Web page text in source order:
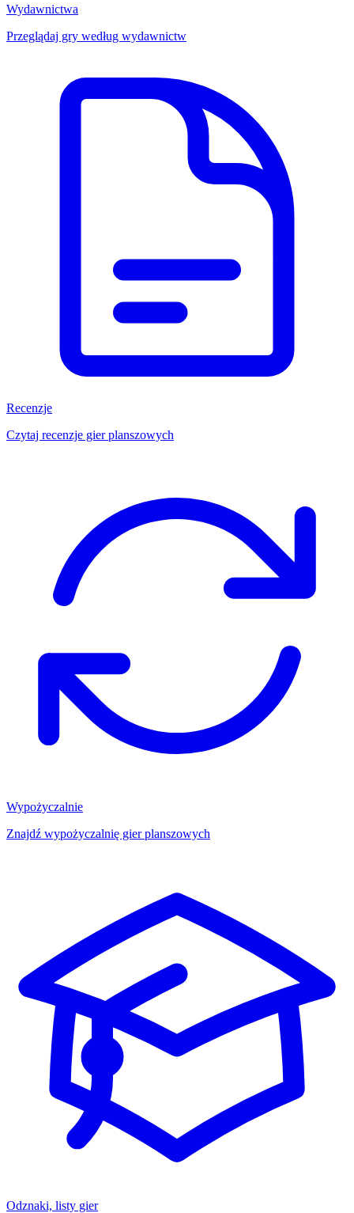
Wydawnictwa
Przeglądaj gry według wydawnictw
Recenzje
Czytaj recenzje gier planszowych
Wypożyczalnie
Znajdź wypożyczalnię gier planszowych
Odznaki, listy gier